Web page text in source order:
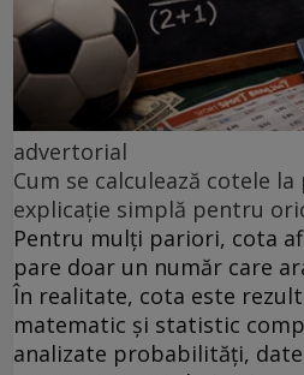
advertorial
Cum se calculează cotele
explicație simplă pentru
Pentru mulți pariori, cota
pare doar un număr care
În realitate, cota este
matematic și statistic
analizate probabilități,